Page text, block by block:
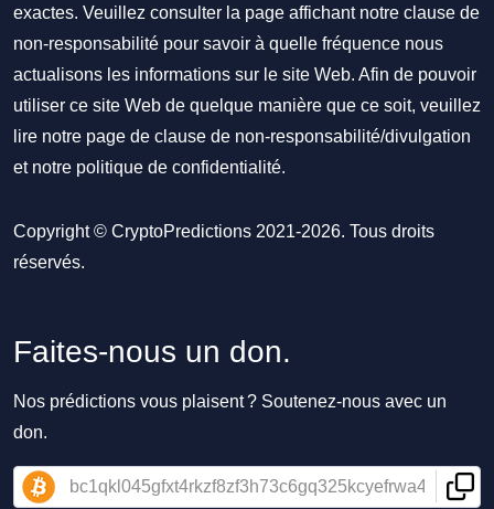
exactes. Veuillez consulter la page affichant notre clause de
non-responsabilité pour savoir à quelle fréquence nous
actualisons les informations sur le site Web. Afin de pouvoir
utiliser ce site Web de quelque manière que ce soit, veuillez
lire notre page de clause de non-responsabilité/divulgation
et notre politique de confidentialité.
Copyright © CryptoPredictions 2021-2026. Tous droits
réservés.
Faites-nous un don.
Nos prédictions vous plaisent ? Soutenez-nous avec un
don.